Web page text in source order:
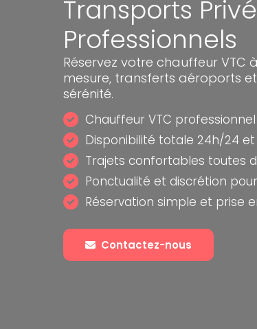
Transports
Professionnels
Réservez votre chauffeur VTC
mesure, transferts aéroports
sérénité.
Chauffeur VTC
Disponibilité totale 24h/24 et
Trajets confortables toutes
Ponctualité et discrétion
Réservation simple et prise
Contactez-nous